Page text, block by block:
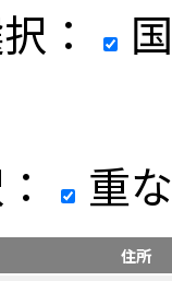
：
重
住所